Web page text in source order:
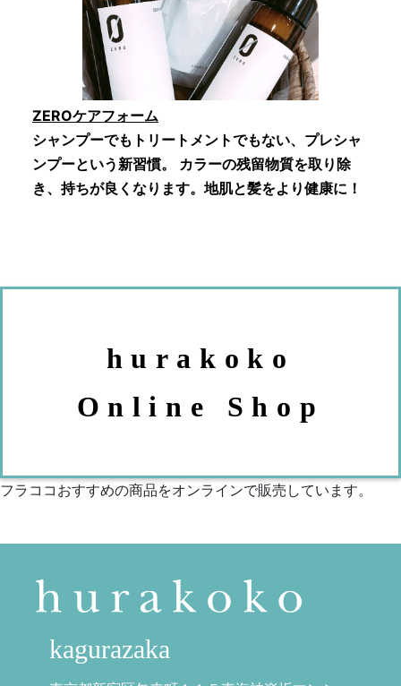
ZEROケアフォーム
シャンプーでもトリートメントでもない、プレシャ
ンプーという新習慣。 カラーの残留物質を取り除
き、持ちが良くなります。地肌と髪をより健康に！
hurakoko
Online Shop
フラココおすすめの商品をオンラインで販売しています。
kagurazaka